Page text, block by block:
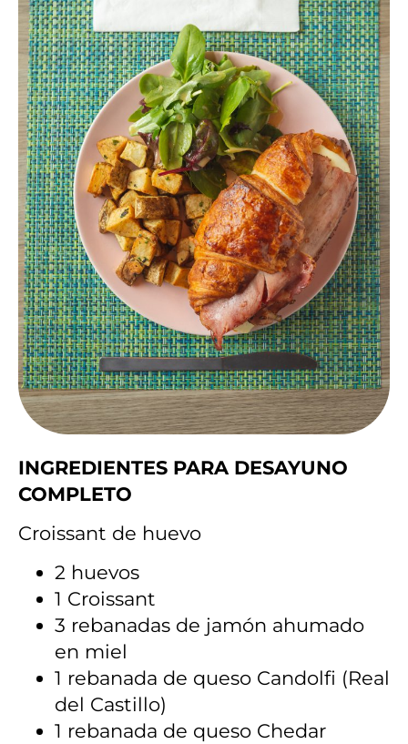
INGREDIENTES PARA DESAYUNO
COMPLETO
Croissant de huevo
2 huevos
1 Croissant
3 rebanadas de jamón ahumado
en miel
1 rebanada de queso Candolfi (Real
del Castillo)
1 rebanada de queso Chedar